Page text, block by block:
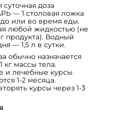
доза
— 1 столовая ложка
до или во время еды.
любой жидкостью (не
продукта). Водный
— 1,5 л в сутки.
обычно назначается
кг массы тела.
и лечебные курсы
1-2 месяца.
курсы через 1-3